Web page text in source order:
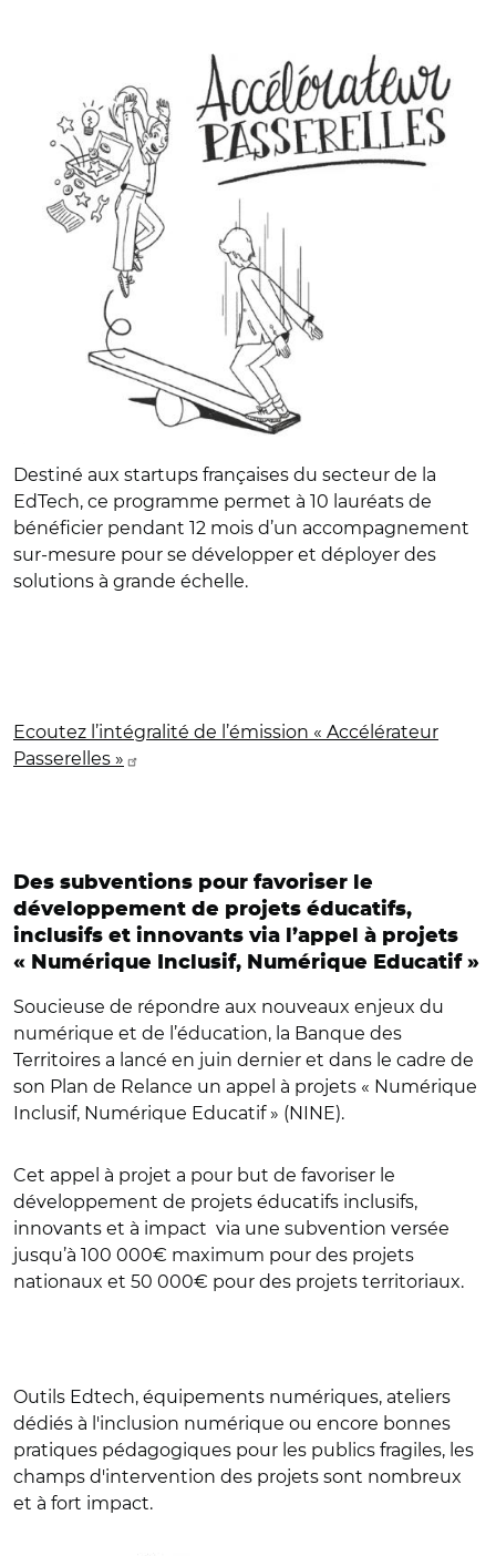
Destiné aux startups françaises du secteur de la
EdTech, ce programme permet à 10 lauréats de
bénéficier pendant 12 mois d’un accompagnement
sur-mesure pour se développer et déployer des
solutions à grande échelle.
Ecoutez l’intégralité de l’émission « Accélérateur
Passerelles »
Des subventions pour favoriser le
développement de projets éducatifs,
inclusifs et innovants via l’appel à projets
« Numérique Inclusif, Numérique Educatif »
Soucieuse de répondre aux nouveaux enjeux du
numérique et de l’éducation, la Banque des
Territoires a lancé en juin dernier et dans le cadre de
son Plan de Relance un appel à projets « Numérique
Inclusif, Numérique Educatif » (NINE).
Cet appel à projet a pour but de favoriser le
développement de projets éducatifs inclusifs,
innovants et à impact via une subvention versée
jusqu’à 100 000€ maximum pour des projets
nationaux et 50 000€ pour des projets territoriaux.
Outils Edtech, équipements numériques, ateliers
dédiés à l'inclusion numérique ou encore bonnes
pratiques pédagogiques pour les publics fragiles, les
champs d'intervention des projets sont nombreux
et à fort impact.